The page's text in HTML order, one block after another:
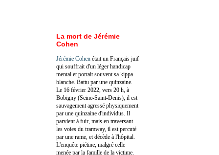
La mort de Jérémie
Cohen
Jérémie Cohen était un Français juif
qui souffrait d'un léger handicap
mental et portait souvent sa kippa
blanche. Battu par une quinzaine.
Le 16 février 2022, vers 20 h, à
Bobigny (Seine-Saint-Denis), il est
sauvagement agressé physiquement
par une quinzaine d'individus. Il
parvient à fuir, mais en traversant
les voies du tramway, il est percuté
par une rame, et décède à l'hôpital.
L'enquête piétine, malgré celle
menée par la famille de la victime.